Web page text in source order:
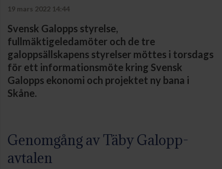
19 mars 2022 14:44
Svensk Galopps styrelse,
fullmäktigeledamöter och de tre
galoppsällskapens styrelser möttes i torsdags
för ett informationsmöte kring Svensk
Galopps ekonomi och projektet ny bana i
Skåne.
Genomgång av Täby Galopp-
avtalen